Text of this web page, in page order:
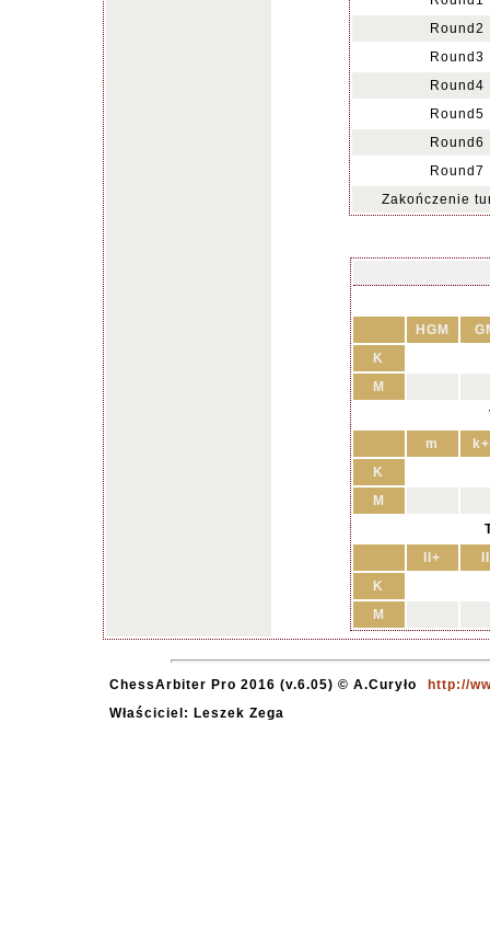
Round2
Round3
Round4
Round5
Round6
Round7
Zakończenie
HGM
K
M
m
K
M
II+
K
M
ChessArbiter Pro 2016 (v.6.05) © A.Curyło
http://
Właściciel: Leszek Zega